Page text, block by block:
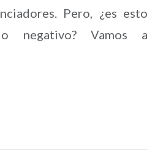
Pero, ¿es esto
negativo? Vamos a